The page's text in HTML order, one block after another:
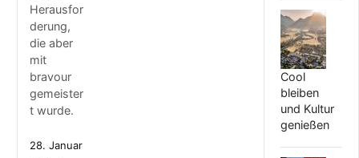
Herausfor
derung,
die aber
mit
bravour
gemeister
t wurde.
28. Januar
Cool
bleiben
und Kultur
genießen